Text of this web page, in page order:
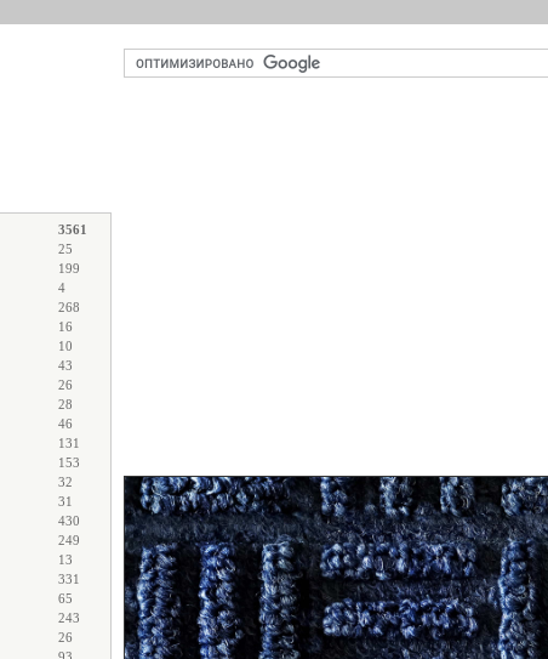
3561
25
199
4
268
16
10
43
26
28
46
131
153
32
31
430
249
13
331
65
243
26